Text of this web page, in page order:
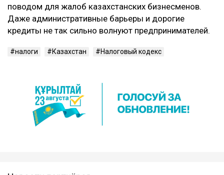
поводом для жалоб казахстанских бизнесменов.
Даже административные барьеры и дорогие
кредиты не так сильно волнуют предпринимателей.
налоги Казахстан Налоговый кодекс